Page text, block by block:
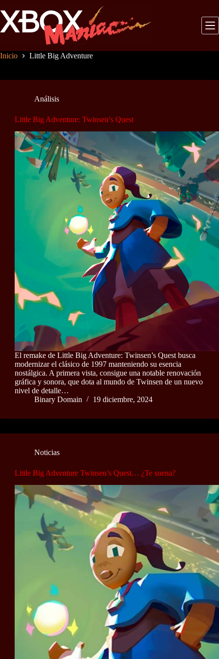
al
contenido
Inicio Little Big Adventure
Análisis
Little Big Adventure: Twinsen’s Quest
El remake de Little Big Adventure: Twinsen’s Quest busca
modernizar el clásico de 1997 manteniendo su esencia
nostálgica. A primera vista, consigue una notable renovación
gráfica y sonora, que dota al mundo de Twinsen de un nuevo
nivel de detalle…
Binary Domain
19 diciembre, 2024
Noticias
Little Big Adventure Twinsen’s Quest… ¿Te suena?